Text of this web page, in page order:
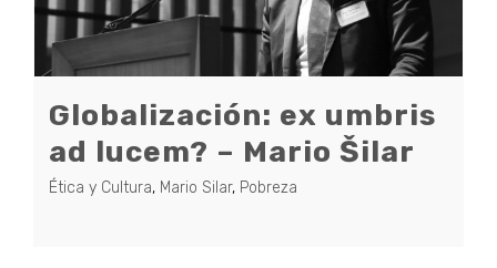
Globalización: ex umbris
ad lucem? – Mario Šilar
Ética y Cultura, Mario Silar, Pobreza